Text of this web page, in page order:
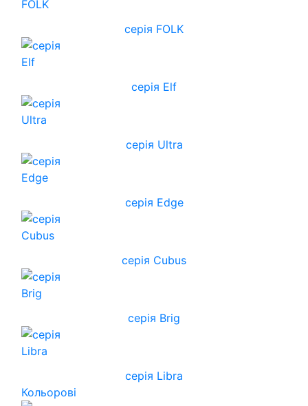
серія FOLK
серія Elf
серія Ultra
серія Edge
серія Cubus
серія Brig
серія Libra
Кольорові